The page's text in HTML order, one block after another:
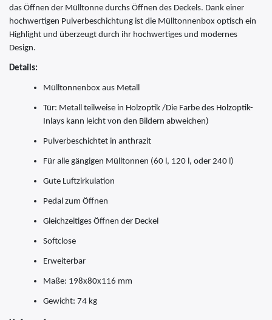
das Öffnen der Mülltonne durchs Öffnen des Deckels. Dank einer
hochwertigen Pulverbeschichtung ist die Mülltonnenbox optisch ein
Highlight und überzeugt durch ihr hochwertiges und modernes
Design.
Details:
Mülltonnenbox aus Metall
Tür: Metall teilweise in Holzoptik /Die Farbe des Holzoptik-
Inlays kann leicht von den Bildern abweichen)
Pulverbeschichtet in anthrazit
Für alle gängigen Mülltonnen (60 l, 120 l, oder 240 l)
Gute Luftzirkulation
Pedal zum Öffnen
Gleichzeitiges Öffnen der Deckel
Softclose
Erweiterbar
Maße: 198x80x116 mm
Gewicht: 74 kg